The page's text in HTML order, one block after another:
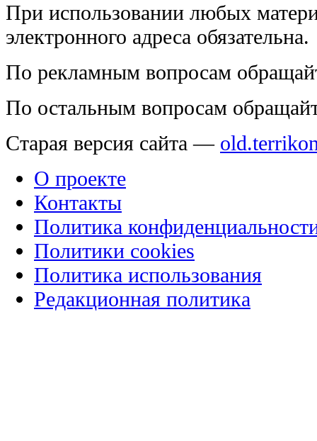
При использовании любых
электронного адреса обязательна.
По рекламным вопросам
По остальным вопросам
Старая версия сайта —
О проекте
Контакты
Политика
Политики cookies
Политика использования
Редакционная политика